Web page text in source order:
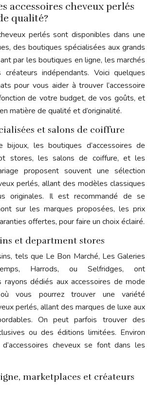
accessoires cheveux perlés
qualité?
perlés sont disponibles dans une
des boutiques spécialisées aux grands
par les boutiques en ligne, les marchés
indépendants. Voici quelques
pour vous aider à trouver l’accessoire
de votre budget, de vos goûts, et
matière de qualité et d’originalité.
et salons de coiffure
bijoux, les boutiques d’accessoires de
stores, les salons de coiffure, et les
proposent souvent une sélection
perlés, allant des modèles classiques
originales. Il est recommandé de se
sur les marques proposées, les prix
offertes, pour faire un choix éclairé.
et department stores
tels que Le Bon Marché, Les Galeries
Harrods, ou Selfridges, ont
rayons dédiés aux accessoires de mode
vous pourrez trouver une variété
perlés, allant des marques de luxe aux
On peut parfois trouver des
ou des éditions limitées. Environ
cheveux se font dans les
marketplaces et créateurs